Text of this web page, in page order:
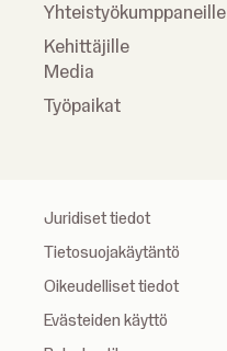
Yhteistyökumppaneille
Kehittäjille
Media
Työpaikat
Juridiset tiedot
Tietosuojakäytäntö
Oikeudelliset tiedot
Evästeiden käyttö